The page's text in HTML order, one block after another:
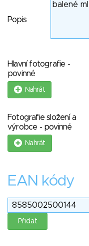
Popis
Hlavní fotografie -
povinné
Nahrát
Fotografie složení a
výrobce - povinné
Nahrát
EAN kódy